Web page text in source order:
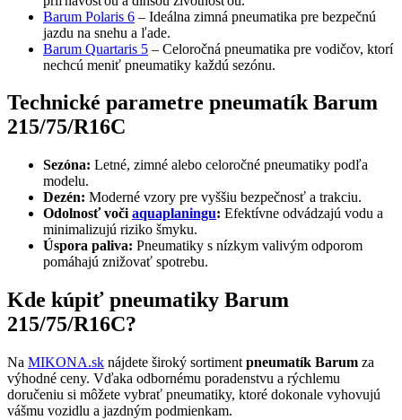
Barum Polaris 6 – Ideálna zimná pneumatika pre bezpečnú
jazdu na snehu a ľade.
Barum Quartaris 5 – Celoročná pneumatika pre vodičov, ktorí
nechcú meniť pneumatiky každú sezónu.
Technické parametre pneumatík Barum
215/75/R16C
Sezóna: Letné, zimné alebo celoročné pneumatiky podľa
modelu.
Dezén: Moderné vzory pre vyššiu bezpečnosť a trakciu.
Odolnosť voči aquaplaningu: Efektívne odvádzajú vodu a
minimalizujú riziko šmyku.
Úspora paliva: Pneumatiky s nízkym valivým odporom
pomáhajú znižovať spotrebu.
Kde kúpiť pneumatiky Barum
215/75/R16C?
Na MIKONA.sk nájdete široký sortiment pneumatík Barum za
výhodné ceny. Vďaka odbornému poradenstvu a rýchlemu
doručeniu si môžete vybrať pneumatiky, ktoré dokonale vyhovujú
vášmu vozidlu a jazdným podmienkam.